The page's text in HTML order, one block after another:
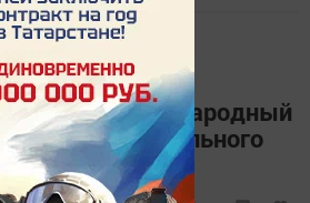
сообщить в «Народный
алкогольного